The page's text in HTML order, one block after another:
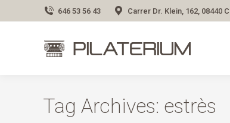
646 53 56 43 Carrer Dr. Klein, 162, 08440
Tag Archives: estrès